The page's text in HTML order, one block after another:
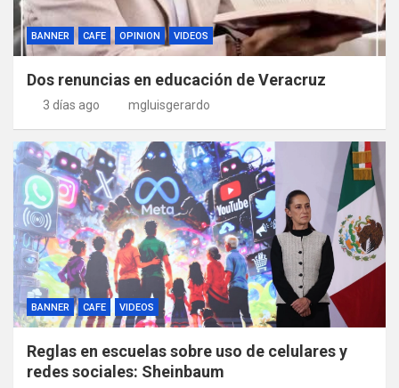
BANNER CAFE OPINION VIDEOS
Dos renuncias en educación de Veracruz
3 días ago mgluisgerardo
BANNER CAFE VIDEOS
Reglas en escuelas sobre uso de celulares y
redes sociales: Sheinbaum